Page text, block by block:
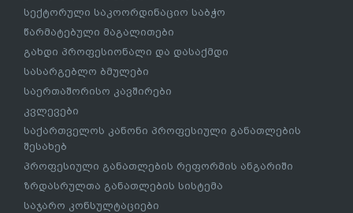
სექტორული საკოორდინაციო საბჭო
წარმატებული მაგალითები
გახდი პროფესიონალი და დასაქმდი
სასარგებლო ბმულები
საერთაშორისო კავშირები
კვლევები
საქართველოს კანონი პროფესიული განათლების
შესახებ
პროფესიული განათლების რეფორმის ანგარიში
ზრდასრულთა განათლების სისტემა
საჯარო კონსულტაციები